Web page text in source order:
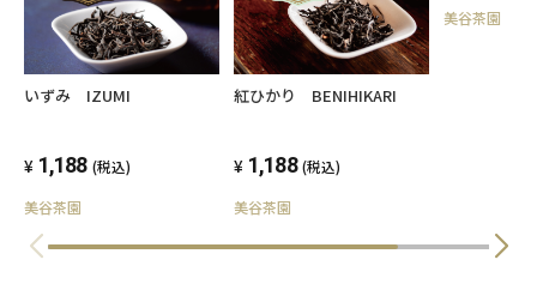
いずみ IZUMI
1,188 (税込)
美谷茶園
紅ひかり BENIHIKARI
1,188 (税込)
美谷茶園
美谷茶園